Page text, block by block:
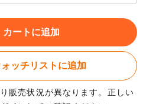
カートに追加
ォッチリストに追加
販売状況が異なります。正しい